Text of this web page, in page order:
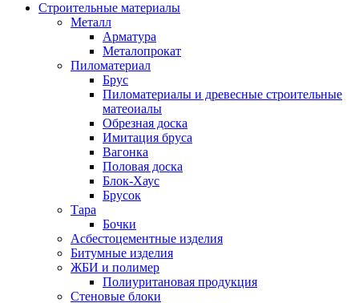
Строительные материалы
Металл
Арматура
Металопрокат
Пиломатериал
Брус
Пиломатериалы и древесные строительные
матеоиалы
Обрезная доска
Имитация бруса
Вагонка
Половая доска
Блок-Хаус
Брусок
Тара
Бочки
Асбестоцементные изделия
Битумные изделия
ЖБИ и полимер
Полиуритановая продукция
Стеновые блоки